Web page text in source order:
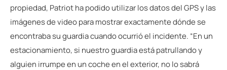
propiedad, Patriot ha podido utilizar los datos del GPS y las
imágenes de video para mostrar exactamente dónde se
encontraba su guardia cuando ocurrió el incidente. “En un
estacionamiento, si nuestro guardia está patrullando y
alguien irrumpe en un coche en el exterior, no lo sabrá